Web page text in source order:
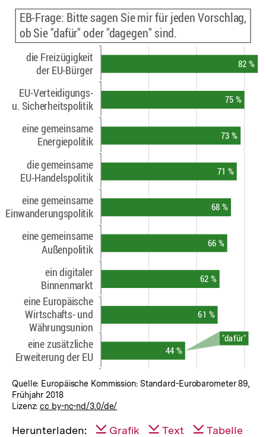
Quelle: Europäische Kommission: Standard-Eurobarometer 89,
Frühjahr 2018
Lizenz:cc by-nc-nd/3.0/de/
Herunterladen: Grafik Text Tabelle